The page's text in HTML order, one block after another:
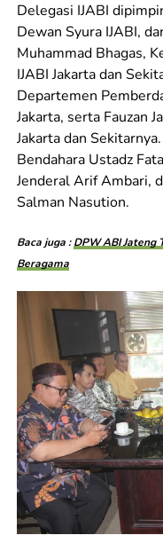
Delegasi IJABI
Dewan Syura IJABI,
Muhammad Bhagas,
IJABI Jakarta dan
Departemen
Jakarta, serta Fauzan
Jakarta dan
Bendahara Ustadz
Jenderal Arif Ambari,
Salman Nasution.
Baca juga :DPW ABI Jateng
Beragama